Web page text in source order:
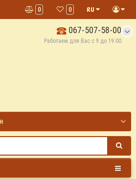
0
0
067-507-58-00
Работаем для Вас с 9 до 19:00